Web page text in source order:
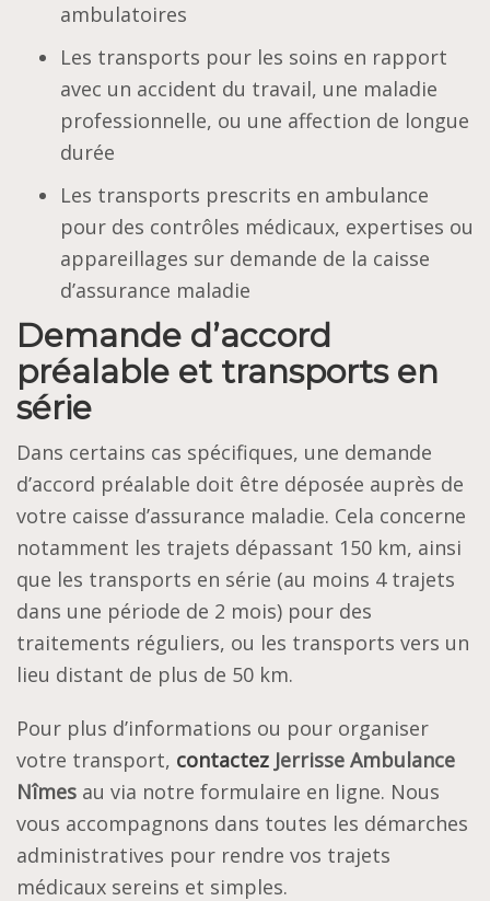
ambulatoires
Les transports pour les soins en rapport
avec un accident du travail, une maladie
professionnelle, ou une affection de longue
durée
Les transports prescrits en ambulance
pour des contrôles médicaux, expertises ou
appareillages sur demande de la caisse
d’assurance maladie
Demande d’accord
préalable et transports en
série
Dans certains cas spécifiques, une demande
d’accord préalable doit être déposée auprès de
votre caisse d’assurance maladie. Cela concerne
notamment les trajets dépassant 150 km, ainsi
que les transports en série (au moins 4 trajets
dans une période de 2 mois) pour des
traitements réguliers, ou les transports vers un
lieu distant de plus de 50 km.
Pour plus d’informations ou pour organiser
votre transport, contactez Jerrisse Ambulance
Nîmes au via notre formulaire en ligne. Nous
vous accompagnons dans toutes les démarches
administratives pour rendre vos trajets
médicaux sereins et simples.